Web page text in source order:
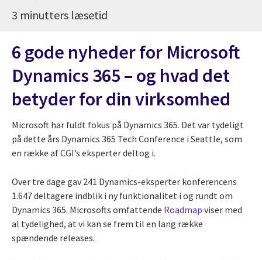
3 minutters læsetid
6 gode nyheder for Microsoft
Dynamics 365 – og hvad det
betyder for din virksomhed
Microsoft har fuldt fokus på Dynamics 365. Det var tydeligt
på dette års Dynamics 365 Tech Conference i Seattle, som
en række af CGI’s eksperter deltog i.
Over tre dage gav 241 Dynamics-eksperter konferencens
1.647 deltagere indblik i ny funktionalitet i og rundt om
Dynamics 365. Microsofts omfattende Roadmap viser med
al tydelighed, at vi kan se frem til en lang række
spændende releases.